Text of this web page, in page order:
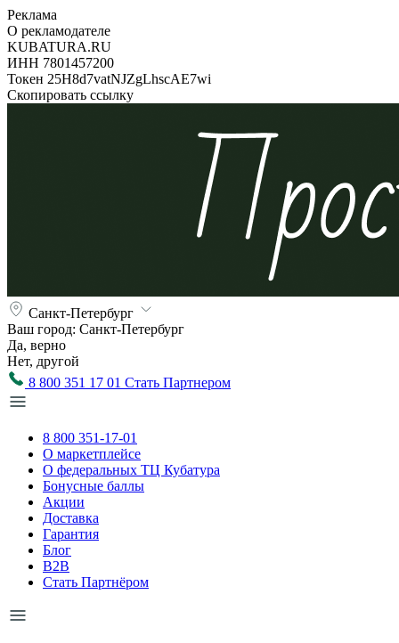
Реклама
О рекламодателе
KUBATURA.RU
ИНН 7801457200
Токен 25H8d7vatNJZgLhscAE7wi
Скопировать ссылку
Санкт-Петербург
Ваш город: Санкт-Петербург
Да, верно
Нет, другой
8 800 351 17 01 Стать Партнером
8 800 351-17-01
О маркетплейсе
О федеральных ТЦ Кубатура
Бонусные баллы
Акции
Доставка
Гарантия
Блог
B2B
Стать Партнёром